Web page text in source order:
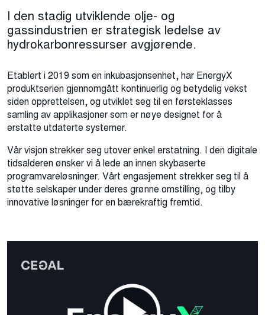
I den stadig utviklende olje- og
gassindustrien er strategisk ledelse av
hydrokarbonressurser avgjørende.
Etablert i 2019 som en inkubasjonsenhet, har EnergyX
produktserien gjennomgått kontinuerlig og betydelig vekst
siden opprettelsen, og utviklet seg til en førsteklasses
samling av applikasjoner som er nøye designet for å
erstatte utdaterte systemer.
Vår visjon strekker seg utover enkel erstatning. I den digitale
tidsalderen ønsker vi å lede an innen skybaserte
programvareløsninger. Vårt engasjement strekker seg til å
støtte selskaper under deres grønne omstilling, og tilby
innovative løsninger for en bærekraftig fremtid.